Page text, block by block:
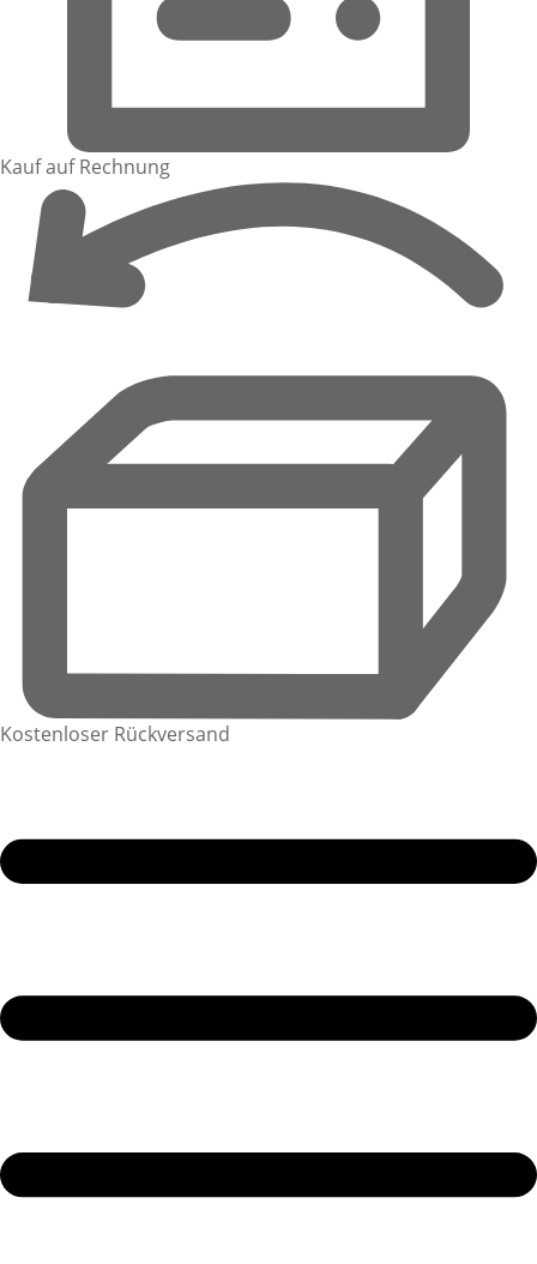
Kauf auf Rechnung
Kostenloser Rückversand